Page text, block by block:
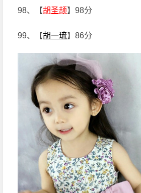
98、【胡圣颉】98分
99、【胡一琉】86分